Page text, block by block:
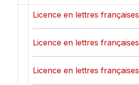
Licence en lettres françaises
Licence en lettres françaises
Licence en lettres françaises